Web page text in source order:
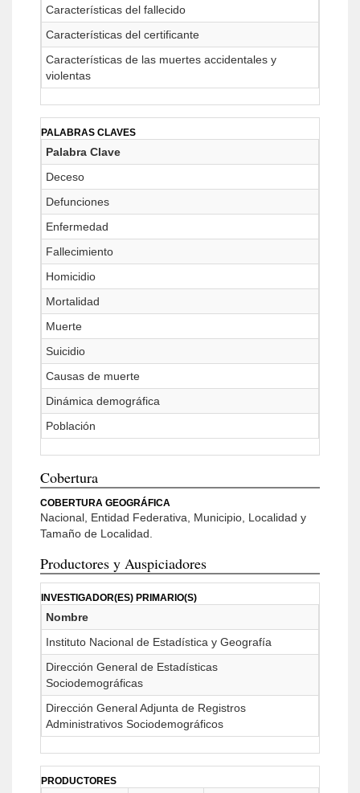
Características del fallecido
Características del certificante
Características de las muertes accidentales y
violentas
PALABRAS CLAVES
Palabra Clave
Deceso
Defunciones
Enfermedad
Fallecimiento
Homicidio
Mortalidad
Muerte
Suicidio
Causas de muerte
Dinámica demográfica
Población
Cobertura
COBERTURA GEOGRÁFICA
Nacional, Entidad Federativa, Municipio, Localidad y
Tamaño de Localidad.
Productores y Auspiciadores
INVESTIGADOR(ES) PRIMARIO(S)
Nombre
Instituto Nacional de Estadística y Geografía
Dirección General de Estadísticas
Sociodemográficas
Dirección General Adjunta de Registros
Administrativos Sociodemográficos
PRODUCTORES